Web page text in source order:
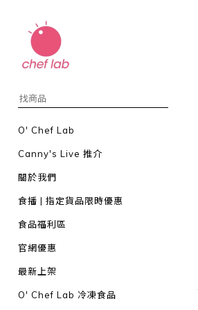
O' Chef Lab
Canny's Live 推介
關於我們
食播 | 指定貨品限時優惠
食品福利區
官網優惠
最新上架
O' Chef Lab 冷凍食品